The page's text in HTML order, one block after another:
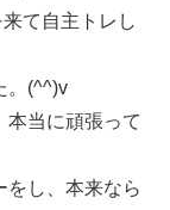
て自主トレし
。(^^)v
本当に頑張って
をし、本来なら